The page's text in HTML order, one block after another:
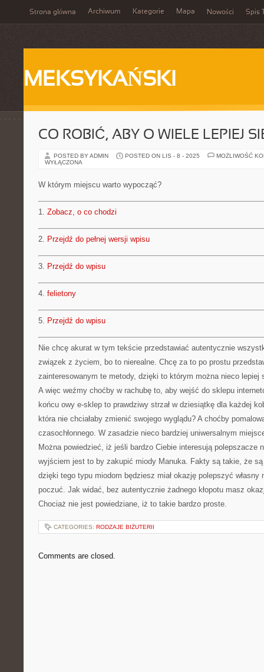
Strona główna Archiwum Kategorie Mapa Nowości Spis
MEKSYKAŃSKI
CO ROBIĆ, ABY O WIELE LEPIEJ
POSTED BY ADMIN POSTED ON LIS - 8 - 2025
MOŻLIWOŚĆ
WYŁĄCZONA
W którym miejscu warto wypocząć?
1. Zobacz, o co chodzi
2. Przejdź do pełnej wersji wpisu
3. Przejdź do wpisu
4. felietony
5. Przejdź do wpisu
Nie chcę akurat w tym tekście przedstawiać autentycznie
związek z życiem, bo to nierealne. Chcę za to po prostu
zainteresowanym te metody, dzięki to którym można nieco lepiej
A więc weźmy choćby w rachubę to, aby wejść do sklepu
końcu owy e-sklep to prawdziwy strzał w dziesiątkę dla każdej
która nie chciałaby zmienić swojego wyglądu? A choćby
czasochłonnego. W zasadzie nieco bardziej uniwersalnym
Można powiedzieć, iż jeśli bardzo Ciebie interesują polepszacze
wyjściem jest to by zakupić miody Manuka. Fakty są takie, że są
dzięki tego typu miodom będziesz miał okazję polepszyć własny
poczuć. Jak widać, bez autentycznie żadnego kłopotu masz
Chociaż nie jest powiedziane, iż to takie bardzo proste.
CATEGORIES: RODZAJE BIŻUTERII
Comments are closed.